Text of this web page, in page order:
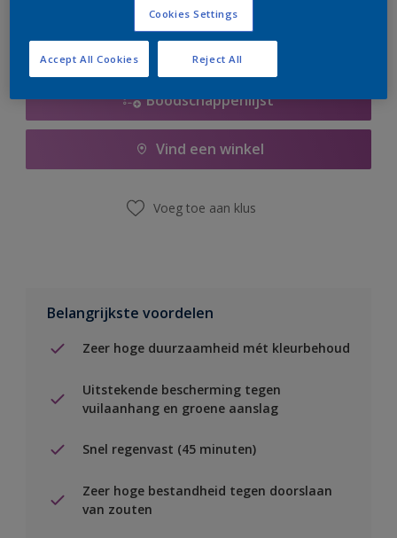
Boodschappenlijst
Vind een winkel
Voeg toe aan klus
Belangrijkste voordelen
Zeer hoge duurzaamheid mét kleurbehoud
Uitstekende bescherming tegen
vuilaanhang en groene aanslag
Snel regenvast (45 minuten)
Zeer hoge bestandheid tegen doorslaan
van zouten
Cookies Settings
Reject All
Accept All Cookies